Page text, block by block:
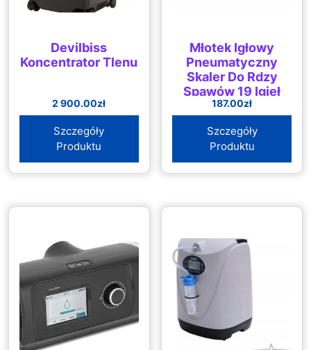
Devilbiss
Koncentrator Tlenu
2 900.00zł
Szczegóły
Produktu
Młotek Igłowy
Pneumatyczny
Skaler Do Rdzy
Spawów 19 Igieł
187.00zł
Szczegóły
Produktu